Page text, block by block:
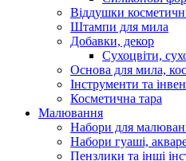
Віддушки
Штампи для мила
Добавки, декор
Сухоцвіти,
Основа для мила,
Інструменти та
Косметична тара
Малювання
Набори для
Набори гуаші,
Пензлики та інші